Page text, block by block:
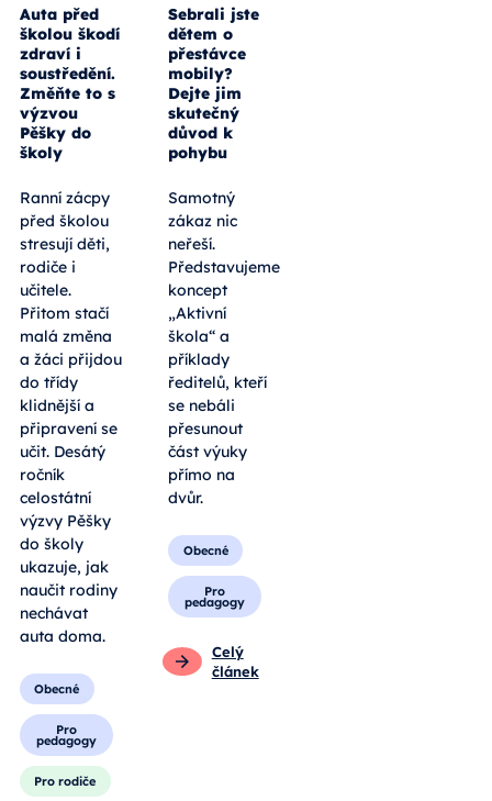
Auta před
školou škodí
zdraví i
soustředění.
Změňte to s
výzvou
Pěšky do
školy
Ranní zácpy
před školou
stresují děti,
rodiče i
učitele.
Přitom stačí
malá změna
a žáci přijdou
do třídy
klidnější a
připravení se
učit. Desátý
ročník
celostátní
výzvy Pěšky
do školy
ukazuje, jak
naučit rodiny
nechávat
auta doma.
Obecné
Pro
pedagogy
Pro rodiče
Sebrali jste
dětem o
přestávce
mobily?
Dejte jim
skutečný
důvod k
pohybu
Samotný
zákaz nic
neřeší.
Představujeme
koncept
„Aktivní
škola“ a
příklady
ředitelů, kteří
se nebáli
přesunout
část výuky
přímo na
dvůr.
Obecné
Pro
pedagogy
Celý
článek